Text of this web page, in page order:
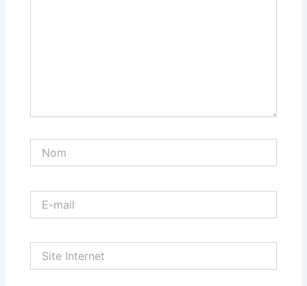
mail
Internet